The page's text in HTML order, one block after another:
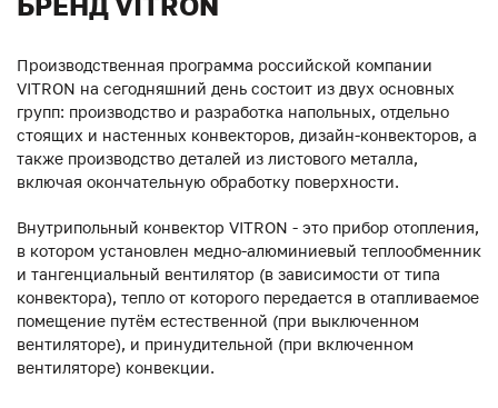
Производственная программа российской компании
VITRON на сегодняшний день состоит из двух основных
групп: производство и разработка напольных, отдельно
стоящих и настенных конвекторов, дизайн-конвекторов, а
также производство деталей из листового металла,
включая окончательную обработку поверхности.
Внутрипольный конвектор VITRON - это прибор отопления,
в котором установлен медно-алюминиевый теплообменник
и тангенциальный вентилятор (в зависимости от типа
конвектора), тепло от которого передается в отапливаемое
помещение путём естественной (при выключенном
вентиляторе), и принудительной (при включенном
вентиляторе) конвекции.